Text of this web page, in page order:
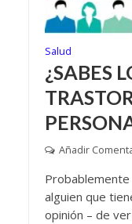
Salud
¿SABES
Añadir
Probablemente
alguien que
opinión – de